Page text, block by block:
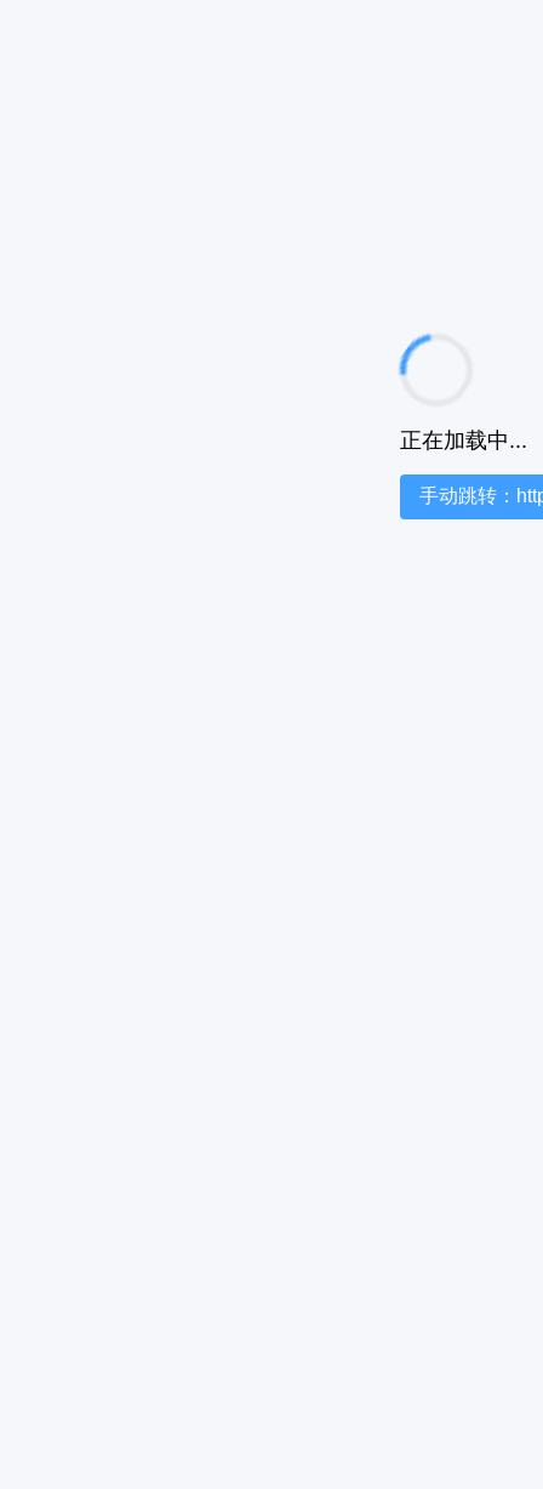
正在加载中...
手动跳转：